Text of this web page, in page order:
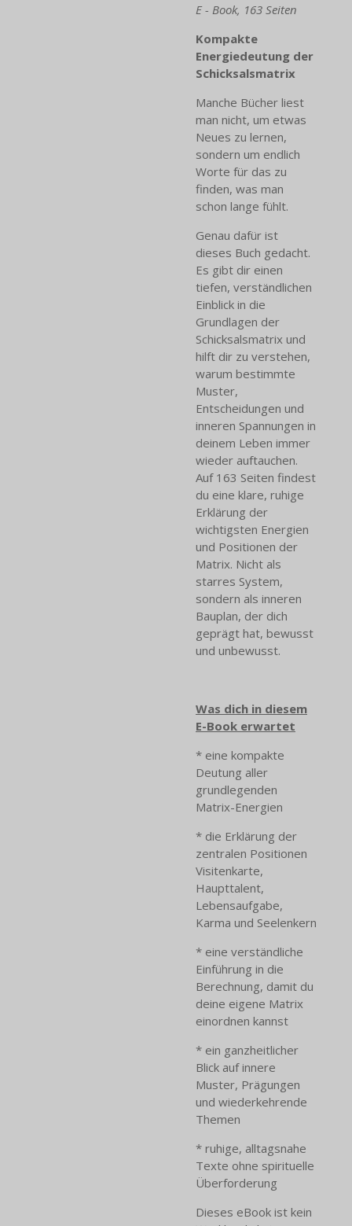
E - Book, 163 Seiten
Kompakte
Energiedeutung der
Schicksalsmatrix
Manche Bücher liest
man nicht, um etwas
Neues zu lernen,
sondern um endlich
Worte für das zu
finden, was man
schon lange fühlt.
Genau dafür ist
dieses Buch gedacht.
Es gibt dir einen
tiefen, verständlichen
Einblick in die
Grundlagen der
Schicksalsmatrix und
hilft dir zu verstehen,
warum bestimmte
Muster,
Entscheidungen und
inneren Spannungen in
deinem Leben immer
wieder auftauchen.
Auf 163 Seiten findest
du eine klare, ruhige
Erklärung der
wichtigsten Energien
und Positionen der
Matrix. Nicht als
starres System,
sondern als inneren
Bauplan, der dich
geprägt hat, bewusst
und unbewusst.
Was dich in diesem
E-Book erwartet
* eine kompakte
Deutung aller
grundlegenden
Matrix-Energien
* die Erklärung der
zentralen Positionen
Visitenkarte,
Haupttalent,
Lebensaufgabe,
Karma und Seelenkern
* eine verständliche
Einführung in die
Berechnung, damit du
deine eigene Matrix
einordnen kannst
* ein ganzheitlicher
Blick auf innere
Muster, Prägungen
und wiederkehrende
Themen
* ruhige, alltagsnahe
Texte ohne spirituelle
Überforderung
Dieses eBook ist kein